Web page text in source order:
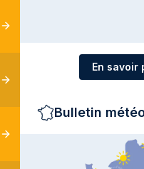
En savoir
Bulletin